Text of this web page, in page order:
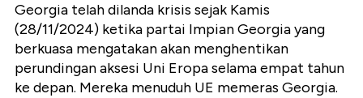
Georgia telah dilanda krisis sejak Kamis
(28/11/2024) ketika partai Impian Georgia yang
berkuasa mengatakan akan menghentikan
perundingan aksesi Uni Eropa selama empat tahun
ke depan. Mereka menuduh UE memeras Georgia.